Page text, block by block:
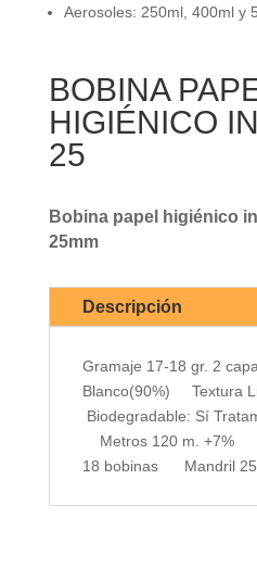
Aerosoles: 250ml, 400ml y
BOBINA
HIGIÉNICO
25
Bobina papel higiénico
25mm
Descripción
Gramaje 17-18 gr. 2
Blanco(90%)
Biodegradable: Sí
Metros 120 m. +7%
18 bobinas Mandril 25